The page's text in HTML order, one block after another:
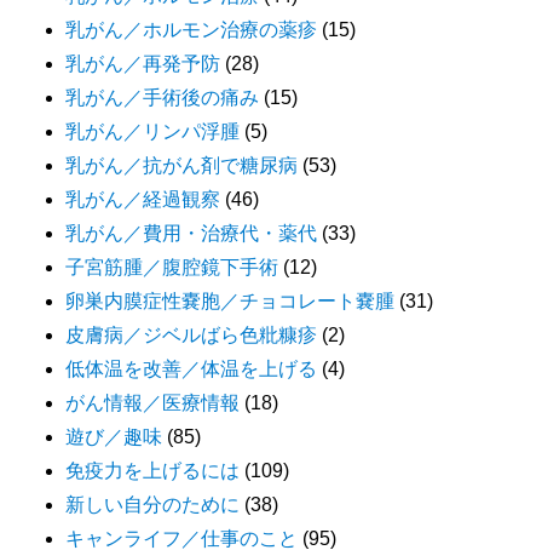
乳がん／ホルモン治療の薬疹 (15)
乳がん／再発予防 (28)
乳がん／手術後の痛み (15)
乳がん／リンパ浮腫 (5)
乳がん／抗がん剤で糖尿病 (53)
乳がん／経過観察 (46)
乳がん／費用・治療代・薬代 (33)
子宮筋腫／腹腔鏡下手術 (12)
卵巣内膜症性嚢胞／チョコレート嚢腫 (31)
皮膚病／ジベルばら色粃糠疹 (2)
低体温を改善／体温を上げる (4)
がん情報／医療情報 (18)
遊び／趣味 (85)
免疫力を上げるには (109)
新しい自分のために (38)
キャンライフ／仕事のこと (95)